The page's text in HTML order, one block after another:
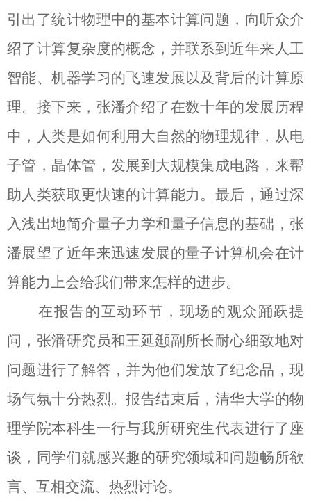
引出了统计物理中的基本计算问题，向听众介
绍了计算复杂度的概念，并联系到近年来人工
智能、机器学习的飞速发展以及背后的计算原
理。接下来，张潘介绍了在数十年的发展历程
中，人类是如何利用大自然的物理规律，从电
子管，晶体管，发展到大规模集成电路，来帮
助人类获取更快速的计算能力。最后，通过深
入浅出地简介量子力学和量子信息的基础，张
潘展望了近年来迅速发展的量子计算机会在计
算能力上会给我们带来怎样的进步。
在报告的互动环节，现场的观众踊跃提
问，张潘研究员和王延颋副所长耐心细致地对
问题进行了解答，并为他们发放了纪念品，现
场气氛十分热烈。报告结束后，清华大学的物
理学院本科生一行与我所研究生代表进行了座
谈，同学们就感兴趣的研究领域和问题畅所欲
言、互相交流、热烈讨论。